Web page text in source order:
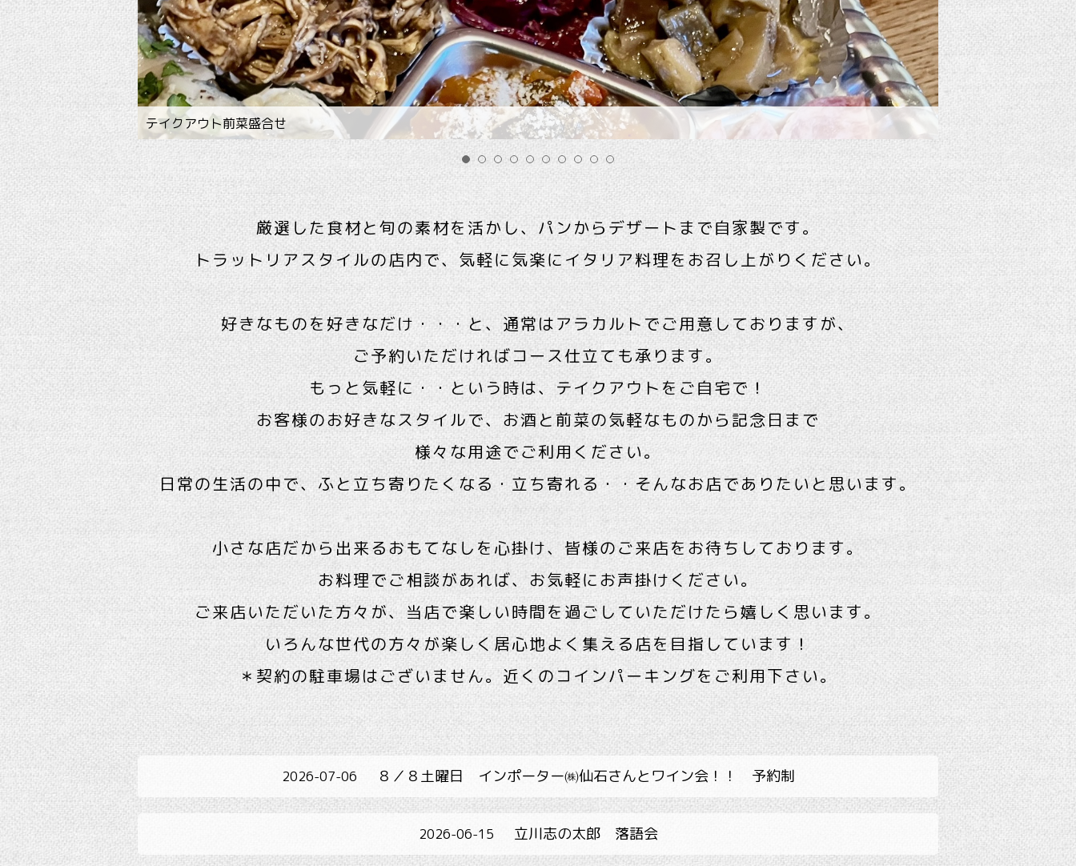
テイクアウト前菜盛合せ
静岡産無農薬マッシュルームと高橋さんのルッコラと生ハムのサラダ
ディナータイムの店内
アニバーサリーコース ご予算に応じてメニュー作ります
イタリア食材の販売もしております！
鴨胸肉のロースト バルサミコソース
ドルチェもすべて自家製です
鰯のベッカフィーコ(オーブン焼き)シチリア風
新潟産渡り蟹のトマトソースパスタ
クリスマスの装い〜presepio
厳選した食材と旬の素材を活かし、パンからデザートまで自家製です。
トラットリアスタイルの店内で、気軽に気楽にイタリア料理をお召し上がりください。
好きなものを好きなだけ・・・と、通常はアラカルトでご用意しておりますが、
ご予約いただければコース仕立ても承ります。
もっと気軽に・・という時は、テイクアウトをご自宅で！
お客様のお好きなスタイルで、お酒と前菜の気軽なものから記念日まで
様々な用途でご利用ください。
日常の生活の中で、ふと立ち寄りたくなる・立ち寄れる・・そんなお店でありたいと思います。
小さな店だから出来るおもてなしを心掛け、皆様のご来店をお待ちしております。
お料理でご相談があれば、お気軽にお声掛けください。
ご来店いただいた方々が、当店で楽しい時間を過ごしていただけたら嬉しく思います。
いろんな世代の方々が楽しく居心地よく集える店を目指しています！
＊契約の駐車場はございません。近くのコインパーキングをご利用下さい。
2026-07-06 ８／８土曜日 インポーター㈱仙石さんとワイン会！！ 予約制
2026-06-15 立川志の太郎 落語会